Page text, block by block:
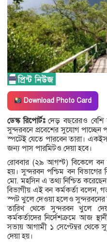
Download Photo Card
ডেস্ক রিপোর্টঃদেড় বছরেরও
সুন্দরবনে প্রবেশের সুযোগ
স্পটেই যেতে পারবেন তারা।
জন্য পাস পারমিটও দেয়া হবে।
রোববার (২৯ আগস্ট) বিকেলে বন
হয়। সুন্দরবন পশ্চিম বন
মো. মহসিন এ তথ্য নিশ্চিত
বিভাগীয় এই বন কর্মকর্তা বলেন,
স্পট খুলে দেওয়া হলেও সুন্দরবনের
তারিখ থেকে সুন্দরবন খুলে
কর্মকর্তাদের নির্দেশক্রমে আজ
সভায় আগামী ১ সেপ্টেম্বর থেকে
দেয়া হয়।